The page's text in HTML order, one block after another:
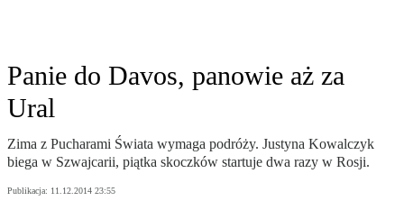
Panie do Davos, panowie aż za
Ural
Zima z Pucharami Świata wymaga podróży. Justyna Kowalczyk
biega w Szwajcarii, piątka skoczków startuje dwa razy w Rosji.
Publikacja: 11.12.2014 23:55